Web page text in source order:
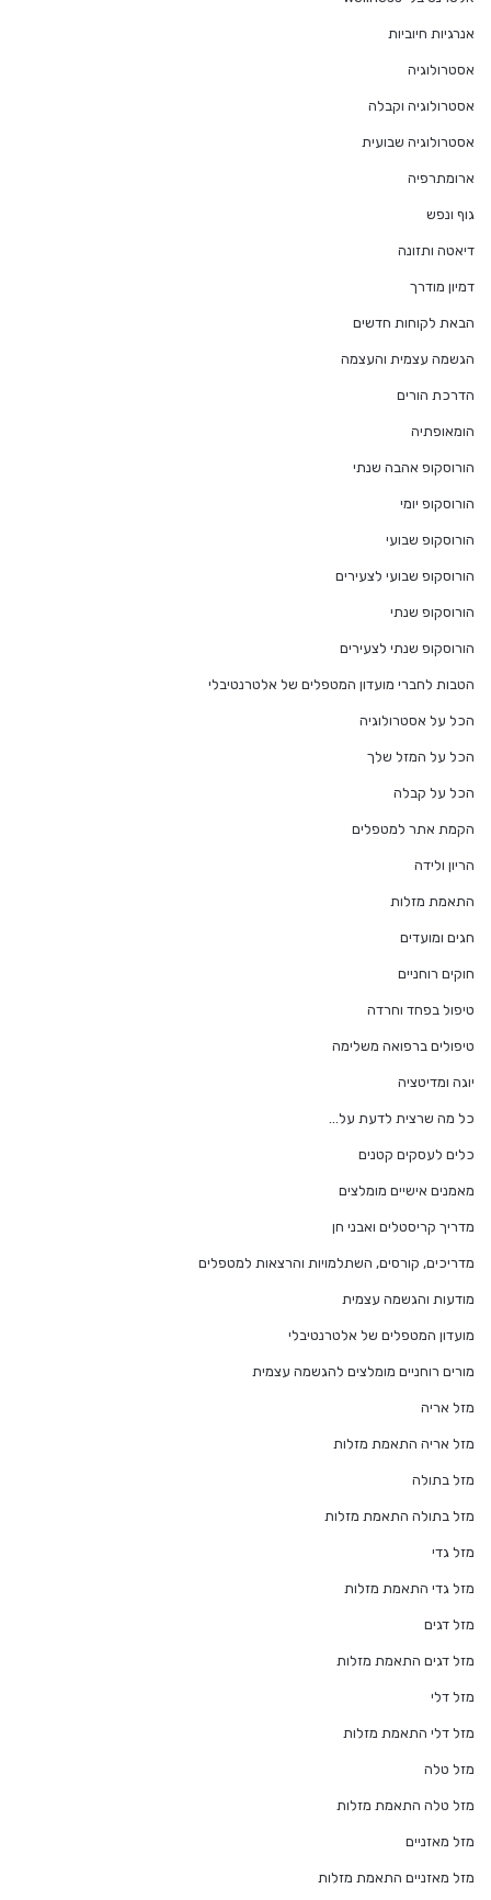
אנרגיות חיוביות
אסטרולוגיה
אסטרולוגיה וקבלה
אסטרולוגיה שבועית
ארומתרפיה
גוף ונפש
דיאטה ותזונה
דמיון מודרך
הבאת לקוחות חדשים
הגשמה עצמית והעצמה
הדרכת הורים
הומאופתיה
הורוסקופ אהבה שנתי
הורוסקופ יומי
הורוסקופ שבועי
הורוסקופ שבועי לצעירים
הורוסקופ שנתי
הורוסקופ שנתי לצעירים
הטבות לחברי מועדון המטפלים של אלטרנטיבלי
הכל על אסטרולוגיה
הכל על המזל שלך
הכל על קבלה
הקמת אתר למטפלים
הריון ולידה
התאמת מזלות
חגים ומועדים
חוקים רוחניים
טיפול בפחד וחרדה
טיפולים ברפואה משלימה
יוגה ומדיטציה
כל מה שרצית לדעת על…
כלים לעסקים קטנים
מאמנים אישיים מומלצים
מדריך קריסטלים ואבני חן
מדריכים, קורסים, השתלמויות והרצאות למטפלים
מודעות והגשמה עצמית
מועדון המטפלים של אלטרנטיבלי
מורים רוחניים מומלצים להגשמה עצמית
מזל אריה
מזל אריה התאמת מזלות
מזל בתולה
מזל בתולה התאמת מזלות
מזל גדי
מזל גדי התאמת מזלות
מזל דגים
מזל דגים התאמת מזלות
מזל דלי
מזל דלי התאמת מזלות
מזל טלה
מזל טלה התאמת מזלות
מזל מאזניים
מזל מאזניים התאמת מזלות